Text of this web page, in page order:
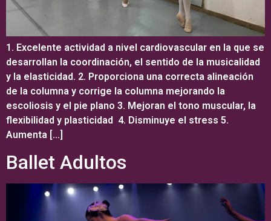
1. Excelente actividad a nivel cardiovascular en la que se
desarrollan la coordinación, el sentido de la musicalidad
y la elasticidad. 2. Proporciona una correcta alineación
de la columna y corrige la columna mejorando la
escoliosis y el pie plano 3. Mejoran el tono muscular, la
flexibilidad y plasticidad 4. Disminuye el stress 5.
Aumenta […]
Ballet Adultos